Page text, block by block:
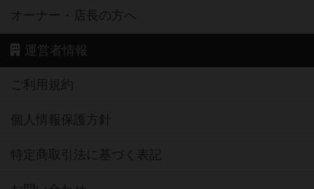
オーナー・店長の方へ
運営者情報
ご利用規約
個人情報保護方針
特定商取引法に基づく表記